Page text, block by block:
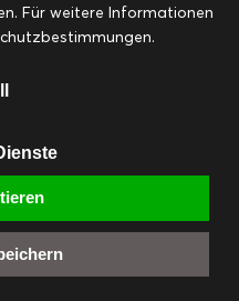
Ostern Resteküche
Startseite
& Suppen
EMAIL
Für weitere Informationen